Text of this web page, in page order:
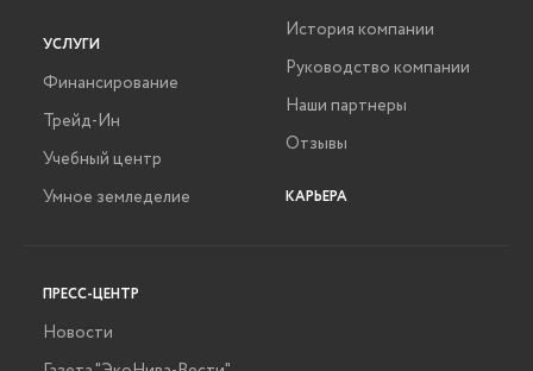
УСЛУГИ
Финансирование
Трейд-Ин
Учебный центр
Умное земледелие
История компании
Руководство компании
Наши партнеры
Отзывы
КАРЬЕРА
ПРЕСС-ЦЕНТР
Новости